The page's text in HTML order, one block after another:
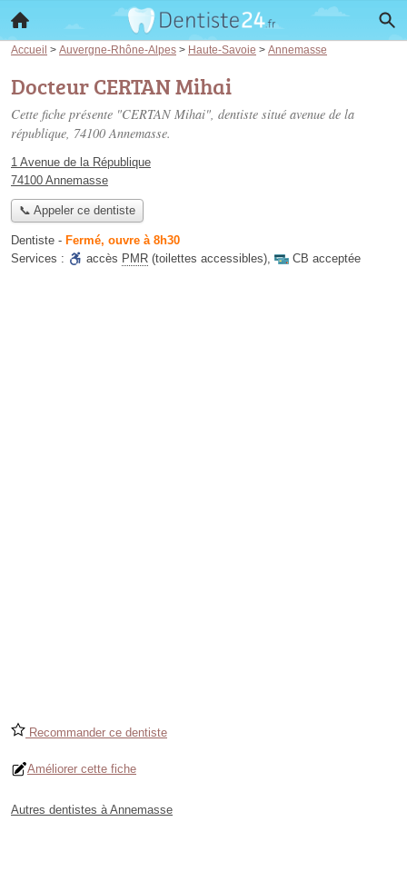
Accueil > Auvergne-Rhône-Alpes > Haute-Savoie > Annemasse
Docteur CERTAN Mihai
Cette fiche présente "CERTAN Mihai", dentiste situé avenue de la
république, 74100 Annemasse.
1 Avenue de la République
74100 Annemasse
📞 Appeler ce dentiste
Dentiste - Fermé, ouvre à 8h30
Services :
accès PMR (toilettes accessibles), CB acceptée
Recommander ce dentiste
Améliorer cette fiche
Autres dentistes à Annemasse